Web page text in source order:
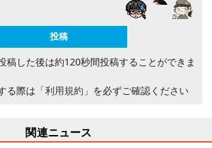
稿した後は約120秒間投稿することができま
る際は 「利用規約」 を必ずご確認ください
関連ニュース